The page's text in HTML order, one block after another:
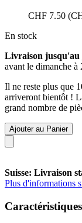
CHF 7.50
En stock
Livraison jusqu'au
avant le dimanche à
Il ne reste plus que
arriveront bientôt !
grand nombre de
Ajouter au Panier
Suisse: Livraison
Plus d'informations